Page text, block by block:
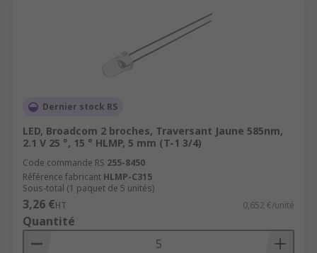
Dernier stock RS
LED, Broadcom 2 broches, Traversant Jaune 585nm,
2.1 V 25 °, 15 ° HLMP, 5 mm (T-1 3/4)
Code commande RS 255-8450
Référence fabricant HLMP-C315
Sous-total (1 paquet de 5 unités)
3,26 €HT 0,652 €/unité
Quantité